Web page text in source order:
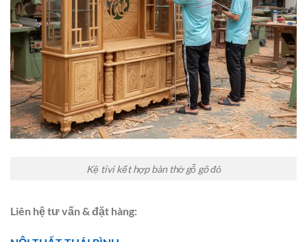
Kệ tivi kết hợp bàn thờ gỗ gõ đỏ
Liên hệ tư vấn & đặt hàng: